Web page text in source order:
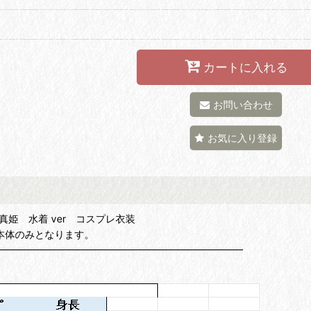
カートに入れる
お問い合わせ
お気に入り登録
姫 水着 ver コスプレ衣装
のみとなります。